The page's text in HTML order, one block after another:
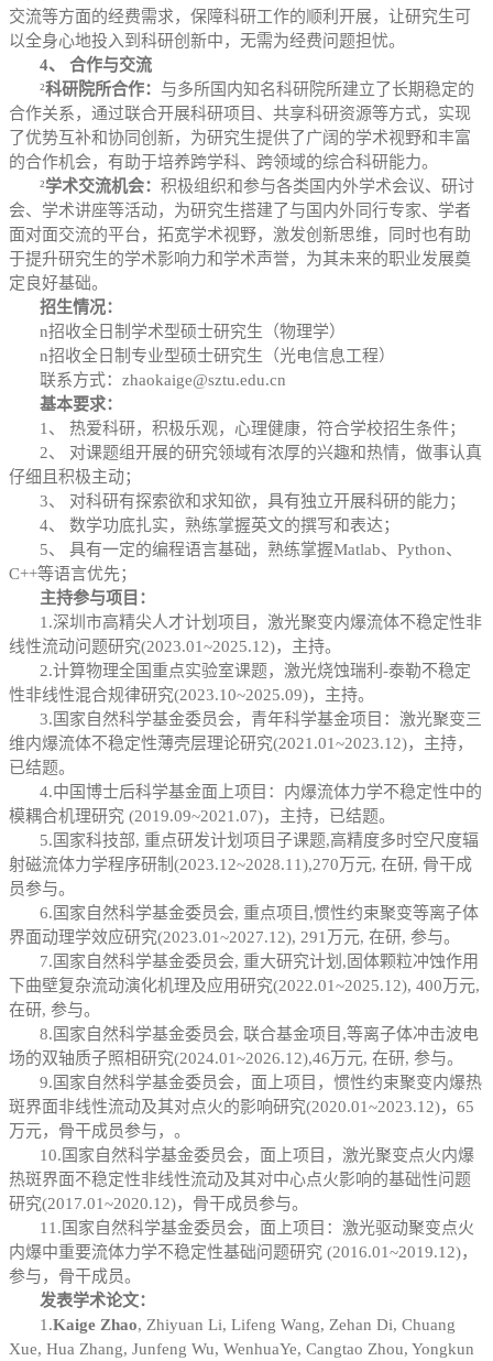
交流等方面的经费需求，保障科研工作的顺利开展，让研究生可
以全身心地投入到科研创新中，无需为经费问题担忧。
4、 合作与交流
²科研院所合作： 与多所国内知名科研院所建立了长期稳定的
合作关系，通过联合开展科研项目、共享科研资源等方式，实现
了优势互补和协同创新，为研究生提供了广阔的学术视野和丰富
的合作机会，有助于培养跨学科、跨领域的综合科研能力。
²学术交流机会： 积极组织和参与各类国内外学术会议、研讨
会、学术讲座等活动，为研究生搭建了与国内外同行专家、学者
面对面交流的平台，拓宽学术视野，激发创新思维，同时也有助
于提升研究生的学术影响力和学术声誉，为其未来的职业发展奠
定良好基础。
招生情况：
n招收全日制学术型硕士研究生（物理学）
n招收全日制专业型硕士研究生（光电信息工程）
联系方式： zhaokaige@sztu.edu.cn
基本要求：
1、 热爱科研，积极乐观，心理健康，符合学校招生条件；
2、 对课题组开展的研究领域有浓厚的兴趣和热情，做事认真
仔细且积极主动；
3、 对科研有探索欲和求知欲，具有独立开展科研的能力；
4、 数学功底扎实，熟练掌握英文的撰写和表达；
5、 具有一定的编程语言基础，熟练掌握Matlab、Python、
C++等语言优先；
主持参与项目：
1.深圳市高精尖人才计划项目， 激光聚变内爆流体不稳定性非
线性流动问题研究(2023.01~2025.12)，主持。
2.计算物理全国重点实验室课题，激光烧蚀瑞利-泰勒不稳定
性非线性混合规律研究(2023.10~2025.09)，主持。
3.国家自然科学基金委员会，青年科学基金项目：激光聚变三
维内爆流体不稳定性薄壳层理论研究(2021.01~2023.12)，主持，
已结题。
4.中国博士后科学基金面上项目：内爆流体力学不稳定性中的
模耦合机理研究 (2019.09~2021.07)，主持，已结题。
5.国家科技部, 重点研发计划项目子课题,高精度多时空尺度辐
射磁流体力学程序研制(2023.12~2028.11),270万元, 在研, 骨干成
员参与。
6.国家自然科学基金委员会, 重点项目,惯性约束聚变等离子体
界面动理学效应研究(2023.01~2027.12), 291万元, 在研, 参与。
7.国家自然科学基金委员会, 重大研究计划,固体颗粒冲蚀作用
下曲壁复杂流动演化机理及应用研究(2022.01~2025.12), 400万元,
在研, 参与。
8.国家自然科学基金委员会, 联合基金项目,等离子体冲击波电
场的双轴质子照相研究(2024.01~2026.12),46万元, 在研, 参与。
9.国家自然科学基金委员会，面上项目，惯性约束聚变内爆热
斑界面非线性流动及其对点火的影响研究(2020.01~2023.12)，65
万元，骨干成员参与，。
10.国家自然科学基金委员会，面上项目，激光聚变点火内爆
热斑界面不稳定性非线性流动及其对中心点火影响的基础性问题
研究(2017.01~2020.12)，骨干成员参与。
11.国家自然科学基金委员会，面上项目：激光驱动聚变点火
内爆中重要流体力学不稳定性基础问题研究 (2016.01~2019.12)，
参与，骨干成员。
发表学术论文：
1.Kaige Zhao, Zhiyuan Li, Lifeng Wang, Zehan Di, Chuang
Xue, Hua Zhang, Junfeng Wu, WenhuaYe, Cangtao Zhou, Yongkun